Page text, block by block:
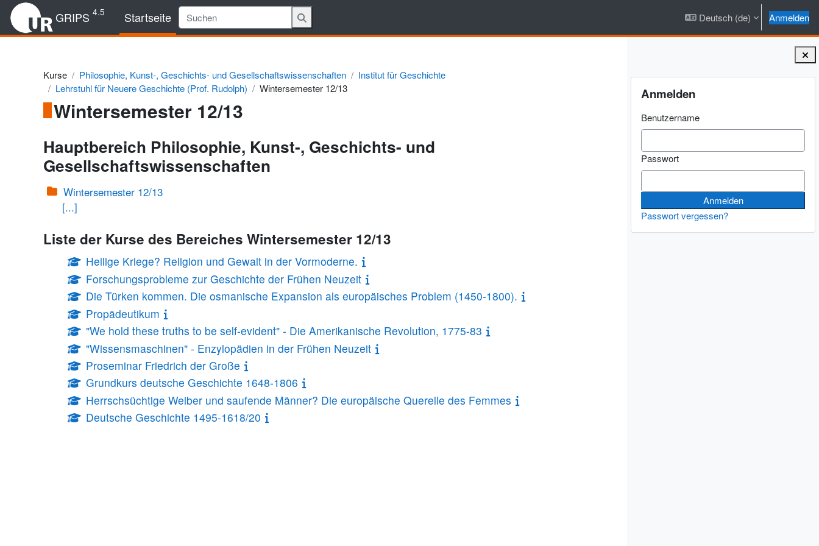
Zum Hauptinhalt
GRIPS 4.5 Startseite Deutsch ‎(de)‎ Anmelden
Blöcke
Anmelden
Benutzername
Passwort
Passwort vergessen?
Kurse Philosophie, Kunst-, Geschichts- und Gesellschaftswissenschaften
Institut für Geschichte
Lehrstuhl für Neuere Geschichte (Prof. Rudolph)
Wintersemester 12/13
Wintersemester 12/13
Hauptbereich Philosophie, Kunst-, Geschichts- und
Gesellschaftswissenschaften
Wintersemester 12/13
[...]
Liste der Kurse des Bereiches Wintersemester 12/13
Heilige Kriege? Religion und Gewalt in der Vormoderne.
Forschungsprobleme zur Geschichte der Frühen Neuzeit
Die Türken kommen. Die osmanische Expansion als europäisches Problem (1450-1800).
Propädeutikum
"We hold these truths to be self-evident" - Die Amerikanische Revolution, 1775-83
"Wissensmaschinen" - Enzylopädien in der Frühen Neuzeit
Proseminar Friedrich der Große
Grundkurs deutsche Geschichte 1648-1806
Herrschsüchtige Weiber und saufende Männer? Die europäische Querelle des Femmes
Deutsche Geschichte 1495-1618/20